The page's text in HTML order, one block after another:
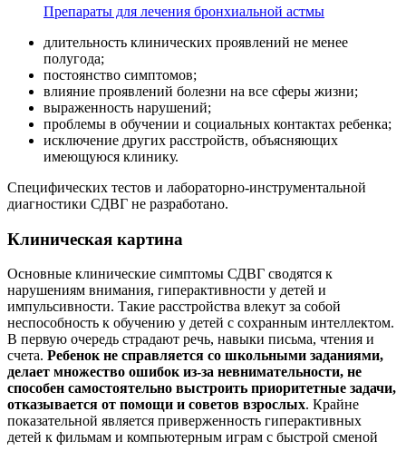
Препараты для лечения бронхиальной астмы
длительность клинических проявлений не менее
полугода;
постоянство симптомов;
влияние проявлений болезни на все сферы жизни;
выраженность нарушений;
проблемы в обучении и социальных контактах ребенка;
исключение других расстройств, объясняющих
имеющуюся клинику.
Специфических тестов и лабораторно-инструментальной
диагностики СДВГ не разработано.
Клиническая картина
Основные клинические симптомы СДВГ сводятся к
нарушениям внимания, гиперактивности у детей и
импульсивности. Такие расстройства влекут за собой
неспособность к обучению у детей с сохранным интеллектом.
В первую очередь страдают речь, навыки письма, чтения и
счета. Ребенок не справляется со школьными заданиями,
делает множество ошибок из-за невнимательности, не
способен самостоятельно выстроить приоритетные задачи,
отказывается от помощи и советов взрослых. Крайне
показательной является приверженность гиперактивных
детей к фильмам и компьютерным играм с быстрой сменой